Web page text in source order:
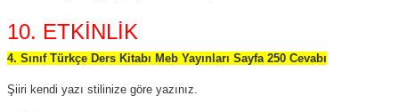
10. ETKİNLİK
4. Sınıf Türkçe Ders Kitabı Meb Yayınları Sayfa 250 Cevabı
Şiiri kendi yazı stilinize göre yazınız.